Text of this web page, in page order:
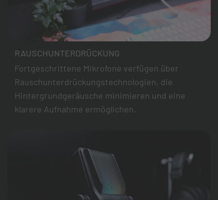
RAUSCHUNTERDRÜCKUNG
Fortgeschrittene Mikrofone verfügen über
Rauschunterdrückungstechnologien, die
Hintergrundgeräusche minimieren und eine
klarere Aufnahme ermöglichen.